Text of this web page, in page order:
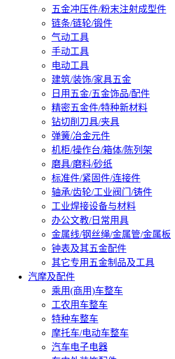
五金冲压件/粉末注射成型件
链条/链轮/锻件
气动工具
手动工具
电动工具
建筑/装饰/家具五金
日用五金/五金饰品/配件
精密五金件/特种新材料
钻切削刀具/夹具
弹簧/冶金元件
机柜/操作台/箱体/陈列架
磨具/磨料/砂纸
标准件/紧固件/连接件
轴承/齿轮/工业阀门/铸件
工业焊接设备与材料
办公文教/日常用具
金属线/钢丝绳/金属管/金属板
钟表及其五金配件
其它专用五金制品及工具
汽摩及配件
乘用(商用)车整车
工农用车整车
特种车整车
摩托车/电动车整车
汽车电子电器